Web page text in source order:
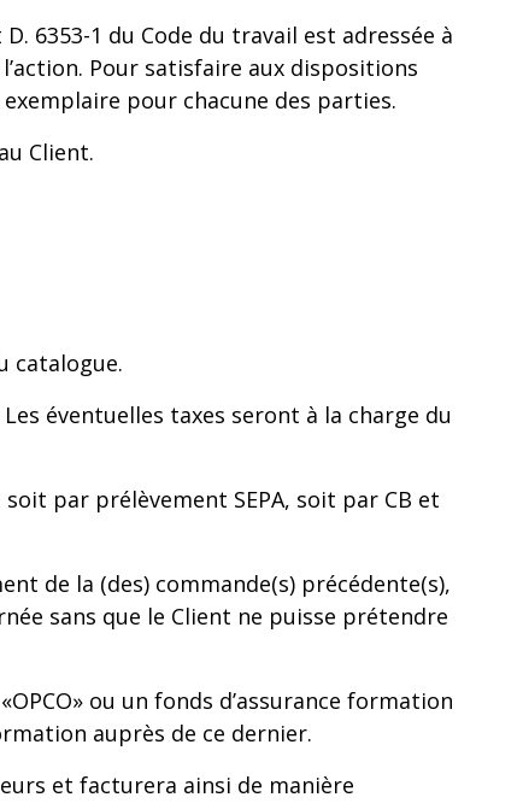
6353-1 du Code du travail est adressée à
Pour satisfaire aux dispositions
pour chacune des parties.
Client.
catalogue.
éventuelles taxes seront à la charge du
par prélèvement SEPA, soit par CB et
de la (des) commande(s) précédente(s),
sans que le Client ne puisse prétendre
ou un fonds d’assurance formation
auprès de ce dernier.
et facturera ainsi de manière